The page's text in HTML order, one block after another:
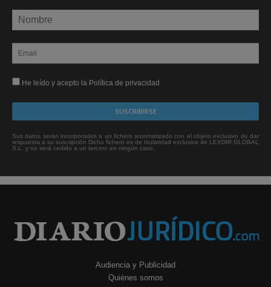
He leído y acepto la Política de privacidad
Sus datos serán incorporados a un fichero automatizado con el objeto exclusivo de dar
respuesta a su suscripción Dicho fichero es de titularidad exclusiva de LEXDIR GLOBAL
S.L. y no será cedido a un tercero en ningún caso.
Audiencia y Publicidad
Quiénes somos